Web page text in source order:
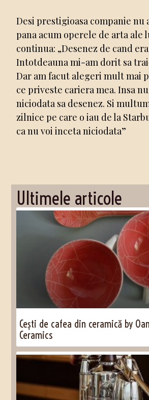
Desi prestigioasa companie nu
pana acum operele de arta ale
continua: „Desenez de cand
Intotdeauna mi-am dorit sa
Dar am facut alegeri mult mai
ce priveste cariera mea. Insa
niciodata sa desenez. Si
zilnice pe care o iau de la
ca nu voi inceta niciodata”
Ultimele articole
Cești de cafea din ceramică by
Ceramics